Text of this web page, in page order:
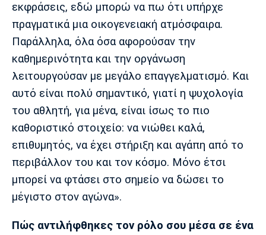
εκφράσεις, εδώ μπορώ να πω ότι υπήρχε
πραγματικά μια οικογενειακή ατμόσφαιρα.
Παράλληλα, όλα όσα αφορούσαν την
καθημερινότητα και την οργάνωση
λειτουργούσαν με μεγάλο επαγγελματισμό. Και
αυτό είναι πολύ σημαντικό, γιατί η ψυχολογία
του αθλητή, για μένα, είναι ίσως το πιο
καθοριστικό στοιχείο: να νιώθει καλά,
επιθυμητός, να έχει στήριξη και αγάπη από το
περιβάλλον του και τον κόσμο. Μόνο έτσι
μπορεί να φτάσει στο σημείο να δώσει το
μέγιστο στον αγώνα».
Πώς αντιλήφθηκες τον ρόλο σου μέσα σε ένα